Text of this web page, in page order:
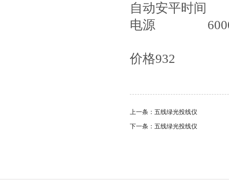
自动安平时间
电源
价格932
上一条：五线绿光投线仪
下一条：五线绿光投线仪